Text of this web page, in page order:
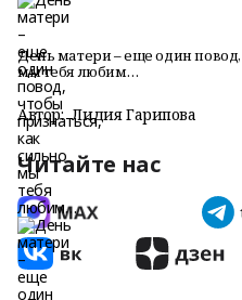
День матери – еще один
мы тебя любим…
Автор: Лидия Гарипова
Читайте нас